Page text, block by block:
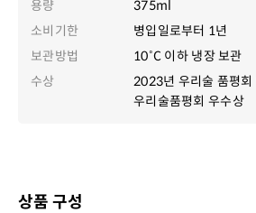
용량
375ml
소비기한
병입일로부터 1년
보관방법
10˚C 이하 냉장 보관
수상
2023년 우리술 품평
우리술품평회 우수상
상품 구성